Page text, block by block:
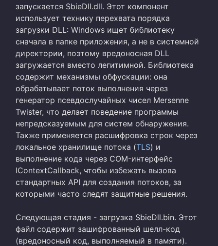
запускается SbieDll.dll. Этот компонент
использует технику перехвата порядка
загрузки DLL: Windows ищет библиотеку
сначала в папке приложения, а не в системной
директории, поэтому вредоносная DLL
загружается вместо легитимной. Библиотека
содержит механизмы обфускации: она
обрабатывает поток выполнения через
генератор псевдослучайных чисел Mersenne
Twister, что делает поведение программы
непредсказуемым для систем обнаружения.
Также применяется расшифровка строк через
локальное хранилище потока (TLS) и
выполнение кода через COM-интерфейс
IContextCallback, чтобы избежать вызова
стандартных API для создания потоков, за
которыми часто следят защитные решения.
Следующая стадия - загрузка SbieDll.bin. Этот
файл содержит зашифрованный шелл-код
(вредоносный код, выполняемый в памяти).